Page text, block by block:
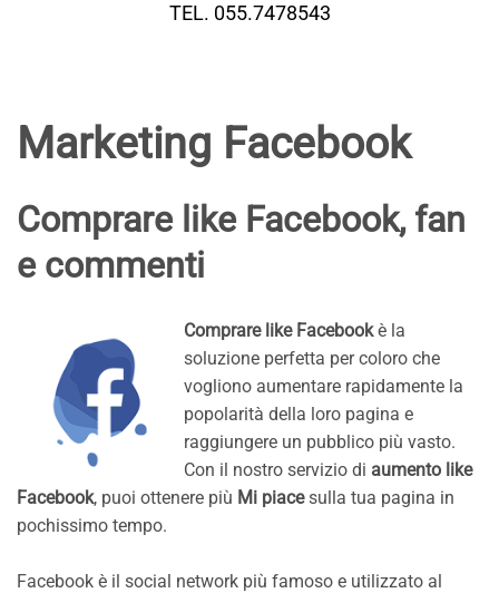
TEL. 055.7478543
Marketing Facebook
Comprare like Facebook, fan
e commenti
Comprare like Facebookè la
soluzione perfetta per coloro che
vogliono aumentare rapidamente la
popolarità della loro pagina e
raggiungere un pubblico più vasto.
Con il nostro servizio di aumento like
Facebook, puoi ottenere più Mi piacesulla tua pagina in
pochissimo tempo.
Facebook è il social network più famoso e utilizzato al